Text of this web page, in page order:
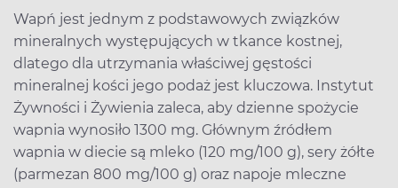
Wapń jest jednym z podstawowych związków
mineralnych występujących w tkance kostnej,
dlatego dla utrzymania właściwej gęstości
mineralnej kości jego podaż jest kluczowa. Instytut
Żywności i Żywienia zaleca, aby dzienne spożycie
wapnia wynosiło 1300 mg. Głównym źródłem
wapnia w diecie są mleko (120 mg/100 g), sery żółte
(parmezan 800 mg/100 g) oraz napoje mleczne